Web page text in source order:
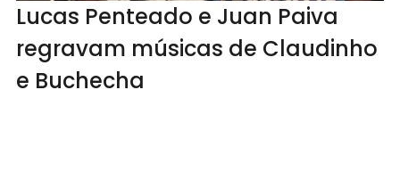
Lucas Penteado e Juan Paiva
regravam músicas de Claudinho
e Buchecha